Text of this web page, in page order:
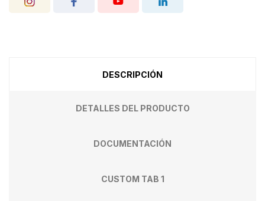
DESCRIPCIÓN
DETALLES DEL PRODUCTO
DOCUMENTACIÓN
CUSTOM TAB 1